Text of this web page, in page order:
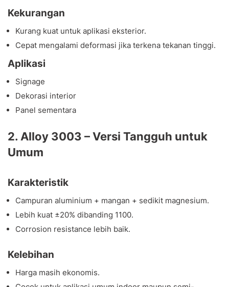
Kekurangan
Kurang kuat untuk aplikasi eksterior.
Cepat mengalami deformasi jika terkena tekanan tinggi.
Aplikasi
Signage
Dekorasi interior
Panel sementara
2. Alloy 3003 – Versi Tangguh untuk
Umum
Karakteristik
Campuran aluminium + mangan + sedikit magnesium.
Lebih kuat ±20% dibanding 1100.
Corrosion resistance lebih baik.
Kelebihan
Harga masih ekonomis.